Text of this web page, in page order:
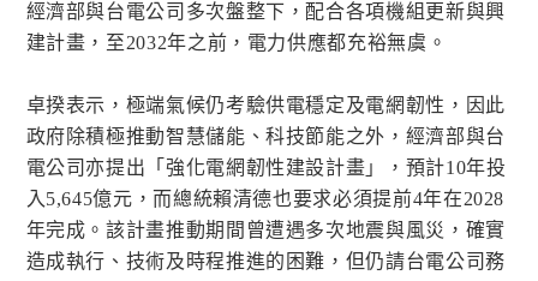
經濟部與台電公司多次盤整下，配合各項機組更新與興
建計畫，至2032年之前，電力供應都充裕無虞。
卓揆表示，極端氣候仍考驗供電穩定及電網韌性，因此
政府除積極推動智慧儲能、科技節能之外，經濟部與台
電公司亦提出「強化電網韌性建設計畫」，預計10年投
入5,645億元，而總統賴清德也要求必須提前4年在2028
年完成。該計畫推動期間曾遭遇多次地震與風災，確實
造成執行、技術及時程推進的困難，但仍請台電公司務